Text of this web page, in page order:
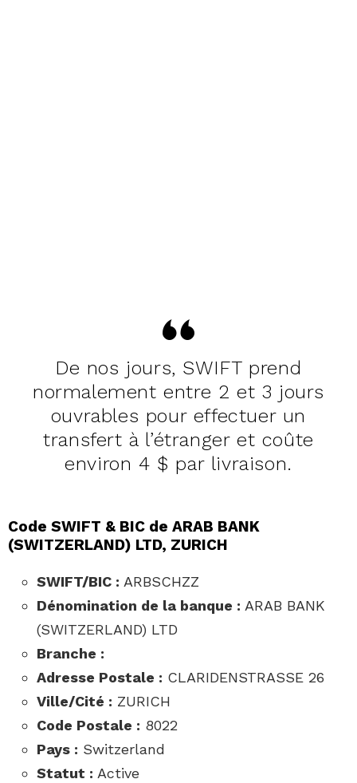
De nos jours, SWIFT prend
normalement entre 2 et 3 jours
ouvrables pour effectuer un
transfert à l’étranger et coûte
environ 4 $ par livraison.
Code SWIFT & BIC de ARAB BANK
(SWITZERLAND) LTD, ZURICH
SWIFT/BIC : ARBSCHZZ
Dénomination de la banque : ARAB BANK
(SWITZERLAND) LTD
Branche :
Adresse Postale : CLARIDENSTRASSE 26
Ville/Cité : ZURICH
Code Postale : 8022
Pays : Switzerland
Statut : Active